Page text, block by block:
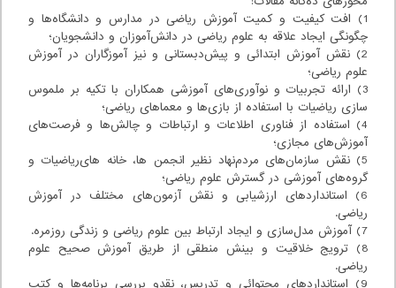
1) افت کیفیت و کمیت آموزش ریاضی در مدارس و دانشگاه‌ها و
چگونگی ایجاد علاقه به علوم ریاضی در دانش‌آموزان و دانشجویان؛
2) نقش آموزش ابتدائی و پیش‌دبستانی و نیز آموزگاران در آموزش
علوم ریاضی؛
3) ارائه تجربیات و نوآوری‌های آموزشی همکاران با تکیه بر ملموس
سازی ریاضیات با استفاده از بازی‌ها و معماهای ریاضی؛
4) استفاده از فناوری اطلاعات و ارتباطات و چالش‌ها و فرصت‌های
آموزش‌های مجازی؛
5) نقش سازمان‌های مردم‌نهاد نظیر انجمن ها، خانه های‌ریاضیات و
گروه‌های آموزشی در گسترش علوم ریاضی؛
6) استانداردهای ارزشیابی و نقش آزمون‌های مختلف در آموزش
ریاضی.
7) آموزش مدل‌سازی و ایجاد ارتباط بین علوم ریاضی و زندگی روزمره.
8) ترویج خلاقیت و بینش منطقی از طریق آموزش صحیح علوم
ریاضی.
9) استانداردهای محتوائی و تدریس، نقدو بررسی برنامه‌ها و کتب